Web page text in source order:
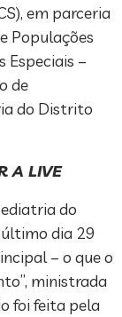
em parceria
Populações
Especiais –
de
do Distrito
A LIVE
do
dia 29
– o que o
ministrada
foi feita pela